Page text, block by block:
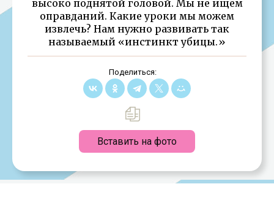
высоко поднятой головой. Мы не ищем
оправданий. Какие уроки мы можем
извлечь? Нам нужно развивать так
называемый «инстинкт убицы.»
Поделиться:
Вставить на фото